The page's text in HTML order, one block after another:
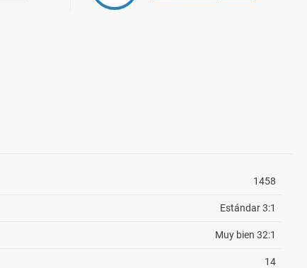
1458
Estándar 3:1
Muy bien 32:1
14